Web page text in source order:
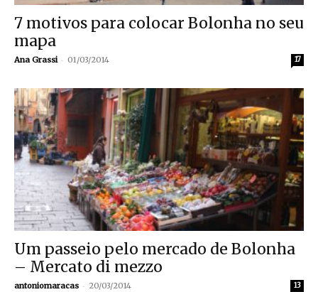
7 motivos para colocar Bolonha no seu
mapa
Ana Grassi - 01/03/2014 17
Um passeio pelo mercado de Bolonha
– Mercato di mezzo
antoniomaracas - 20/03/2014 13